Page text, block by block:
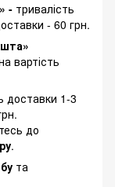
- тривалість
- 60 грн.
вартість
доставки 1-3
до
.
та